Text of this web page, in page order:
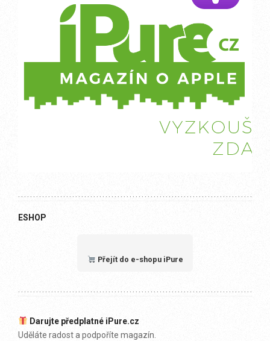
ESHOP
Přejít do e-shopu iPure
Darujte předplatné iPure.cz
Uděláte radost a podpoříte magazín.